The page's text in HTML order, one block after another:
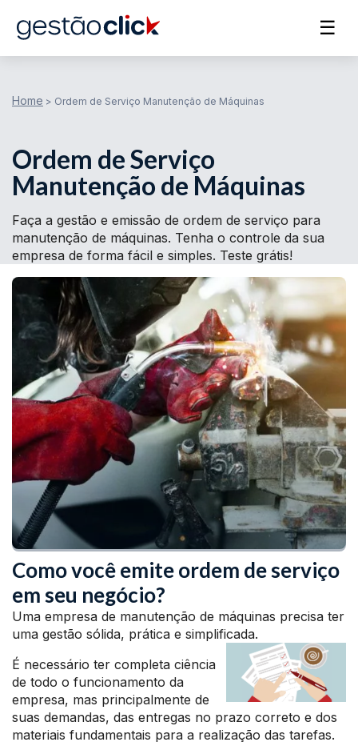
☰
Home > Ordem de Serviço Manutenção de Máquinas
Ordem de Serviço
Manutenção de Máquinas
Faça a gestão e emissão de ordem de serviço para
manutenção de máquinas. Tenha o controle da sua
empresa de forma fácil e simples. Teste grátis!
Como você emite ordem de serviço
em seu negócio?
Uma empresa de manutenção de máquinas precisa ter
uma gestão sólida, prática e simplificada.
É necessário ter completa ciência
de todo o funcionamento da
empresa, mas principalmente de
suas demandas, das entregas no prazo correto e dos
materiais fundamentais para a realização das tarefas.